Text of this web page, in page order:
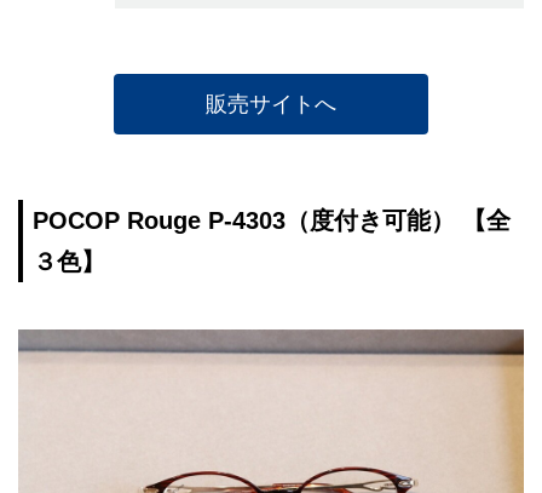
販売サイトへ
POCOP Rouge P-4303（度付き可能） 【全
３色】